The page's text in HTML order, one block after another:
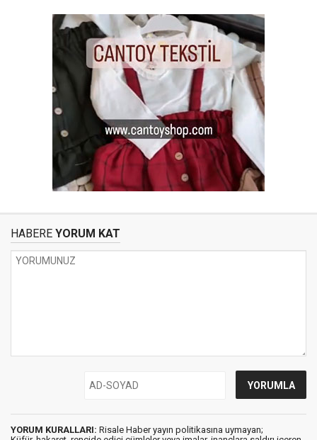
HABERE YORUM KAT
YORUM KURALLARI: Risale Haber yayın politikasına uymayan;